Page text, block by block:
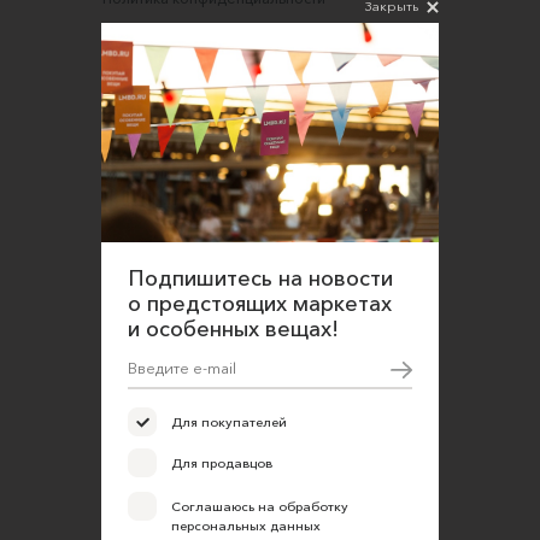
Согласие на обработку персональных данных
Закрыть
Подпишитесь на новости
о предстоящих маркетах
и особенных вещах!
Для покупателей
Для продавцов
Соглашаюсь на обработку
персональных данных